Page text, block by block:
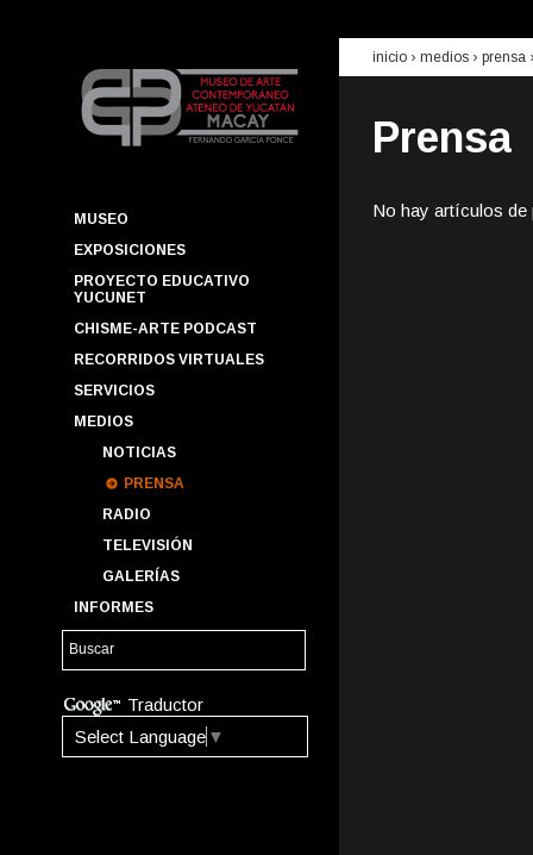
MUSEO
EXPOSICIONES
PROYECTO EDUCATIVO
YUCUNET
CHISME-ARTE PODCAST
RECORRIDOS VIRTUALES
SERVICIOS
MEDIOS
NOTICIAS
PRENSA
RADIO
TELEVISIÓN
GALERÍAS
INFORMES
Traductor
Select Language ▼
inicio › medios › prensa
Prensa
No hay artículos de